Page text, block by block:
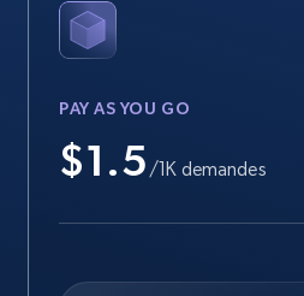
PAY AS YOU GO
$1.5 /1K demandes